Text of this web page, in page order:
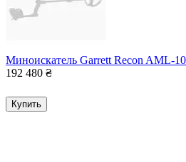
Миноискатель Garrett Recon AML-
192 480 ₴
Купить